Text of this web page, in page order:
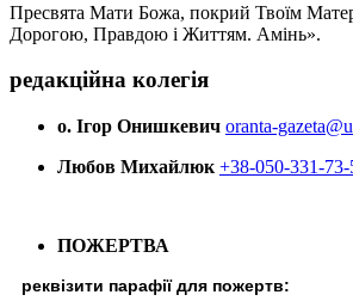
Пресвята Мати Божа, покрий Твоїм
Дорогою, Правдою і Життям. Амінь».
редакційна колегія
о. Ігор Онишкевич oranta-
Любов Михайлюк +38-050-331-73-
ПОЖЕРТВА
реквізити парафії для пожертв: